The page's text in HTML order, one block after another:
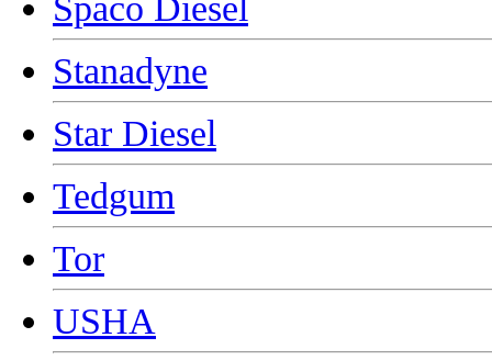
Stanadyne
Star Diesel
Tedgum
Tor
USHA